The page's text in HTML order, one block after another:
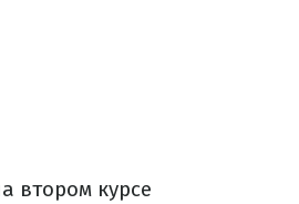
втором курсе